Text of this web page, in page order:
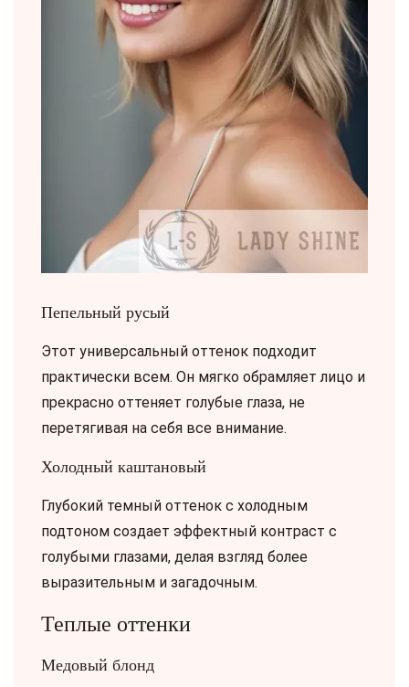
Пепельный русый
Этот универсальный оттенок подходит
практически всем. Он мягко обрамляет лицо и
прекрасно оттеняет голубые глаза, не
перетягивая на себя все внимание.
Холодный каштановый
Глубокий темный оттенок с холодным
подтоном создает эффектный контраст с
голубыми глазами, делая взгляд более
выразительным и загадочным.
Теплые оттенки
Медовый блонд